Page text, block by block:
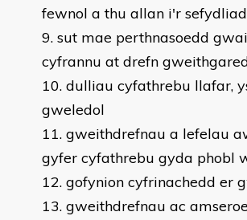
fewnol a thu allan i'r sefydliad
sut mae perthnasoedd
cyfrannu at drefn
dulliau cyfathrebu llafar,
gweledol
gweithdrefnau a lefelau
gyfer cyfathrebu gyda phobl
gofynion cyfrinachedd er
gweithdrefnau ac